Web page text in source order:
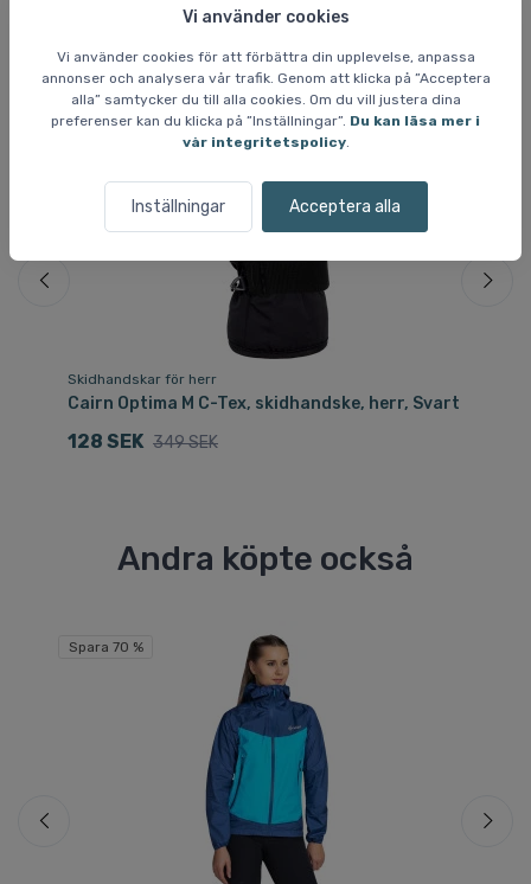
Vi använder cookies
Vi använder cookies för att förbättra din upplevelse, anpassa
annonser och analysera vår trafik. Genom att klicka på ”Acceptera
alla” samtycker du till alla cookies. Om du vill justera dina
preferenser kan du klicka på ”Inställningar”. Du kan läsa mer i
vår integritetspolicy.
Inställningar Acceptera alla
Liknande varor
Spara 63 %
Skidhandskar för herr
Cairn Optima M C-Tex, skidhandske, herr, Svart
128 SEK 349 SEK
Andra köpte också
Spara 70 %